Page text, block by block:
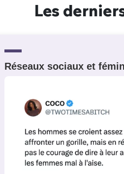
Les
Réseaux sociaux et